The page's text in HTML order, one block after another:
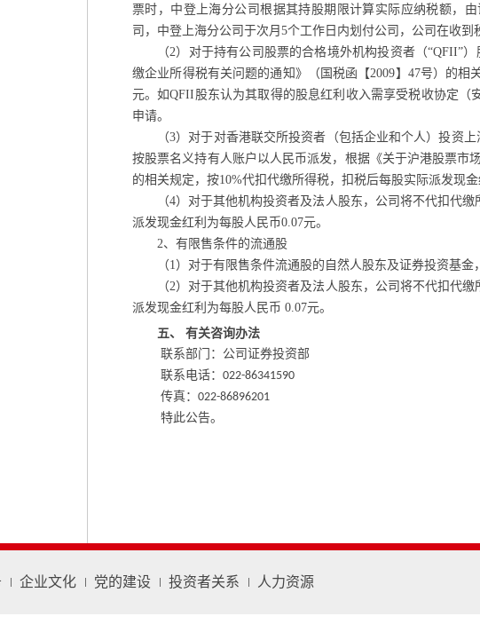
票时，中登上海分公司根据其持股期限计算实际应纳税额，
司，中登上海分公司于次月5个工作日内划付公司，公司在收
（2）对于持有公司股票的合格境外机构投资者（“QFII”
缴企业所得税有关问题的通知》（国税函【2009】47号）的
元。如QFII股东认为其取得的股息红利收入需享受税收协定
申请。
（3）对于对香港联交所投资者（包括企业和个人）投资上
按股票名义持有人账户以人民币派发，根据《关于沪港股票市
的相关规定，按10%代扣代缴所得税，扣税后每股实际派发现金
（4）对于其他机构投资者及法人股东，公司将不代扣代
派发现金红利为每股人民币0.07元。
2、有限售条件的流通股
（1）对于有限售条件流通股的自然人股东及证券投资基金
（2）对于其他机构投资者及法人股东，公司将不代扣代
派发现金红利为每股人民币 0.07元。
五、 有关咨询办法
联系部门： 公司证券投资部
联系电话： 022-86341590
传真： 022-86896201
特此公告。
企业文化 党的建设 投资者关系 人力资源